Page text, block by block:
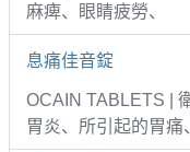
麻痺、眼睛疲勞、
息痛佳音錠
OCAIN TABLETS |
胃炎、所引起的胃